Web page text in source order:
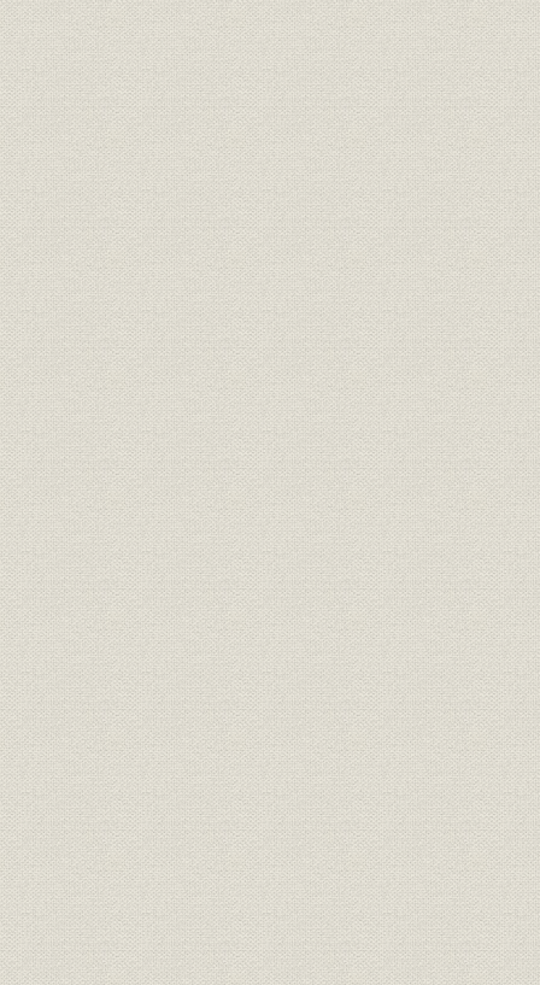
3 明石町、大崎工場での事業基盤の拡大 明治38年(1905)~大正7年
1 モートルの明電、一世を風靡
◆明石町に移転
◆需要を取り込み発展へ向かう
◆販売の強化、守谷商会との代理店契約
◆東京勧業博覧会と明電舎モートル
2 次期発展への布石
◆技術の明電を目指して
◆明石町工場の拡張と負債の返済
3 大崎工場の建設・移転
◆大形化の背景
◆大崎に新工場を建設
4 電源開発、動力利用分野事業へ進出
5 自社技術確立の時代へ
6 独自技術の開発と製品
◆200kVA変圧器、油入柱上変圧器の開発
◆無線通信用誘導子形高周波電動発電機の開発
◆交直両用扇風機の製造
◆回転機の大形化
◆TB形特殊深溝形籠形誘導電動機の開発